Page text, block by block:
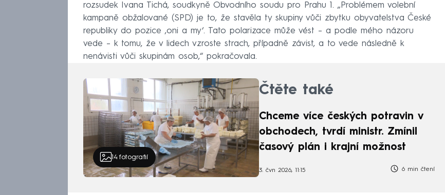
rozsudek Ivana Tichá, soudkyně Obvodního soudu pro Prahu 1. „Problémem volební
kampaně obžalované (SPD) je to, že stavěla ty skupiny vůči zbytku obyvatelstva České
republiky do pozice ‚oni a my‘. Tato polarizace může vést – a podle mého názoru
vede – k tomu, že v lidech vzroste strach, případně závist, a to vede následně k
nenávisti vůči skupinám osob,“ pokračovala.
14 fotografií
Čtěte také
Chceme více českých potravin v
obchodech, tvrdí ministr. Zmínil
časový plán i krajní možnost
3. čvn 2026, 11:15 6 min čtení